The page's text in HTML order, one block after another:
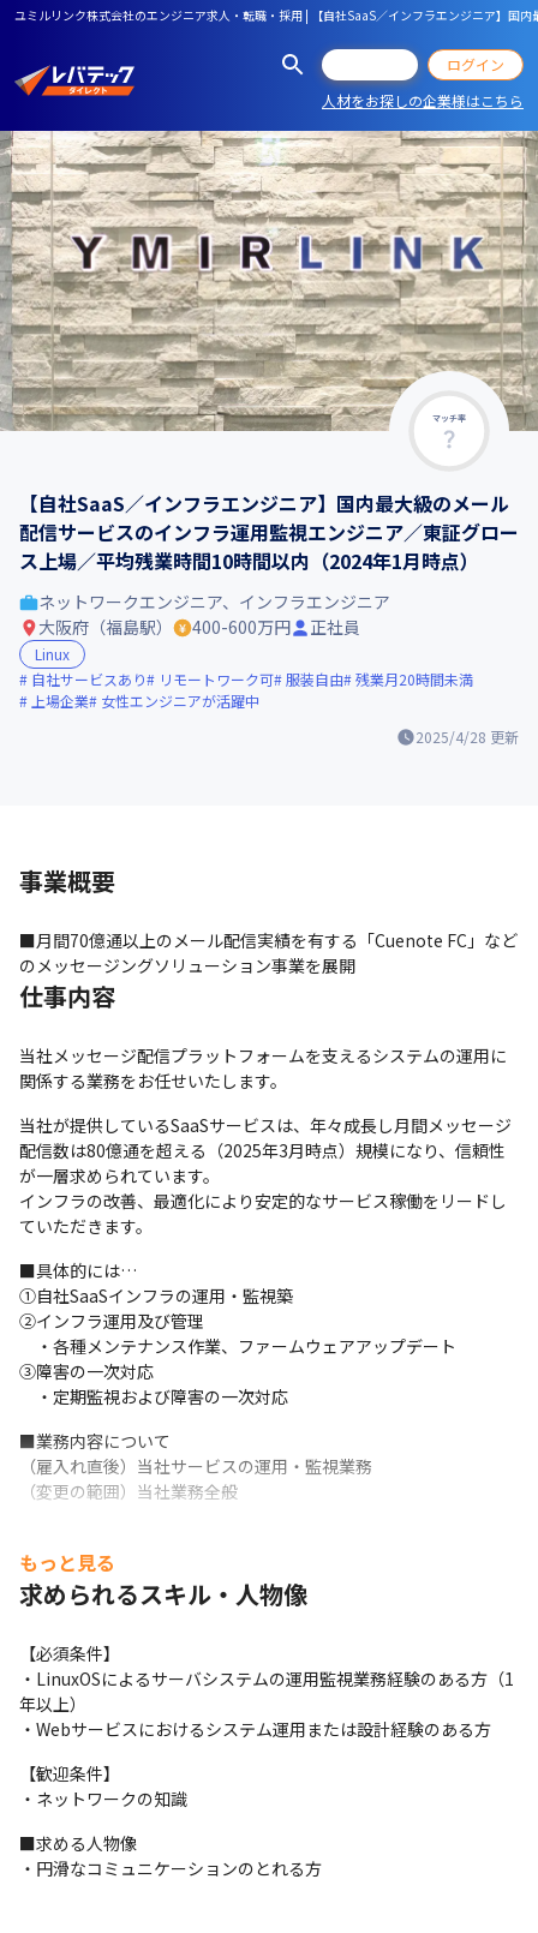
ユミルリンク株式会社のエンジニア求人・転職・採用 | 【自社SaaS／インフラエンジニア】国
ログイン
人材をお探しの企業様はこちら
マッチ率
【自社SaaS／インフラエンジニア】国内最大級のメール
配信サービスのインフラ運用監視エンジニア／東証グロー
ス上場／平均残業時間10時間以内（2024年1月時点）
2025/4/28 更新
ネットワークエンジニア、インフラエンジニア
大阪府（福島駅）
400-600万円 正社員
Linux
自社サービスあり
リモートワーク可 服装自由
残業月20時間未満
上場企業
女性エンジニアが活躍中
事業概要
■月間70億通以上のメール配信実績を有する「Cuenote FC」など
のメッセージングソリューション事業を展開
仕事内容
当社メッセージ配信プラットフォームを支えるシステムの運用に
関係する業務をお任せいたします。
当社が提供しているSaaSサービスは、年々成長し月間メッセージ
配信数は80億通を超える（2025年3月時点）規模になり、信頼性
が一層求められています。
インフラの改善、最適化により安定的なサービス稼働をリードし
ていただきます。
■具体的には…
①自社SaaSインフラの運用・監視築
②インフラ運用及び管理
・各種メンテナンス作業、ファームウェアアップデート
③障害の一次対応
・定期監視および障害の一次対応
■業務内容について
（雇入れ直後）当社サービスの運用・監視業務
（変更の範囲）当社業務全般
もっと見る
求められるスキル・人物像
【必須条件】
・LinuxOSによるサーバシステムの運用監視業務経験のある方（1
年以上）
・Webサービスにおけるシステム運用または設計経験のある方
【歓迎条件】
・ネットワークの知識
■求める人物像
・円滑なコミュニケーションのとれる方